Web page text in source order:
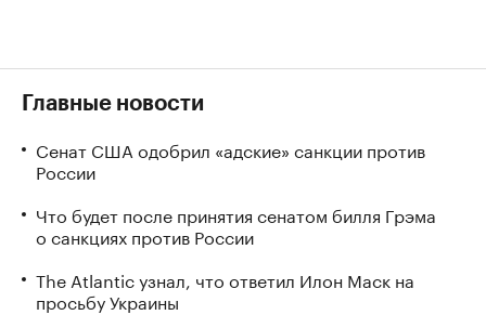
Главные новости
Сенат США одобрил «адские» санкции против
России
Что будет после принятия сенатом билля Грэма
о санкциях против России
The Atlantic узнал, что ответил Илон Маск на
просьбу Украины